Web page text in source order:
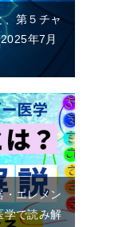
第５チャ
2025年7月
・エレメン
学で読み解